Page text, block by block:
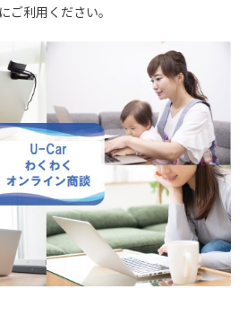
ご利用ください。